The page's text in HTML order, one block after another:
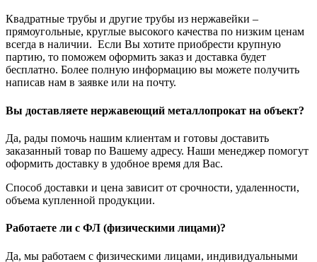
Квадратные трубы и другие трубы из нержавейки –
прямоугольные, круглые высокого качества по низким ценам
всегда в наличии. Если Вы хотите приобрести крупную
партию, то поможем оформить заказ и доставка будет
бесплатно. Более полную информацию вы можете получить
написав нам в заявке или на почту.
Вы доставляете нержавеющий металлопрокат на объект?
Да, рады помочь нашим клиентам и готовы доставить
заказанный товар по Вашему адресу. Наши менеджер помогут
оформить доставку в удобное время для Вас.
Способ доставки и цена зависит от срочности, удаленности,
объема купленной продукции.
Работаете ли с ФЛ (физическими лицами)?
Да, мы работаем с физическими лицами, индивидуальными